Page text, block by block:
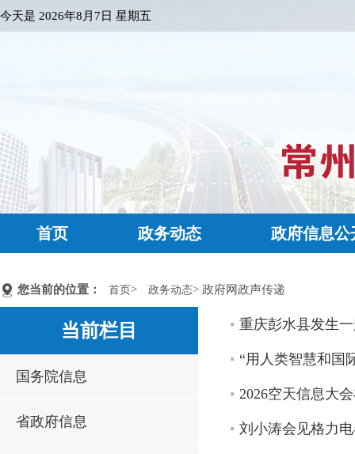
今天是 2026年8月7日 星期五
首页 政务动态 政府信息公
您当前的位置： 首页> 政务动态> 政府网政声传递
当前栏目
国务院信息
省政府信息
重庆彭水县发生
“用人类智慧和国
2026空天信息大
刘小涛会见格力